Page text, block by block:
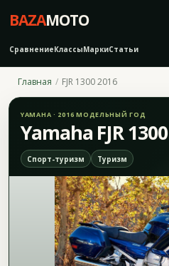
BAZAMOTO
СравнениеКлассыМаркиСтатьи
Главная FJR 1300 2016
YAMAHA · 2016 МОДЕЛЬНЫЙ ГОД
Yamaha FJR
Спорт-туризм Туризм